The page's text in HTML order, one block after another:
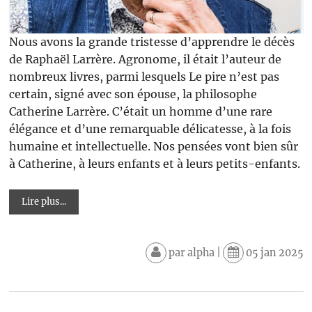
Nous avons la grande tristesse d’apprendre le décès
de Raphaël Larrère. Agronome, il était l’auteur de
nombreux livres, parmi lesquels Le pire n’est pas
certain, signé avec son épouse, la philosophe
Catherine Larrère. C’était un homme d’une rare
élégance et d’une remarquable délicatesse, à la fois
humaine et intellectuelle. Nos pensées vont bien sûr
à Catherine, à leurs enfants et à leurs petits-enfants.
Lire plus...
paralpha| 05 jan 2025